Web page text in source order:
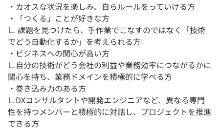
・カオスな状況を楽しみ、自らルールをっていける方
・「つくる」ことが好きな方
∟ 課題を見つけたら、手作業でこなすのではなく「技術
でどう自動化するか」を考えられる方
・ビジネスへの関心が高い方
∟自分の技術がどう会社の利益や業務効率につながるかに
関心を持ち、業務ドメインを積極的に学べる方
・巻き込み力のある方
∟DXコンサルタントや開発エンジニアなど、異なる専門
性を持つメンバーと積極的に対話し、プロジェクトを推進
できる方